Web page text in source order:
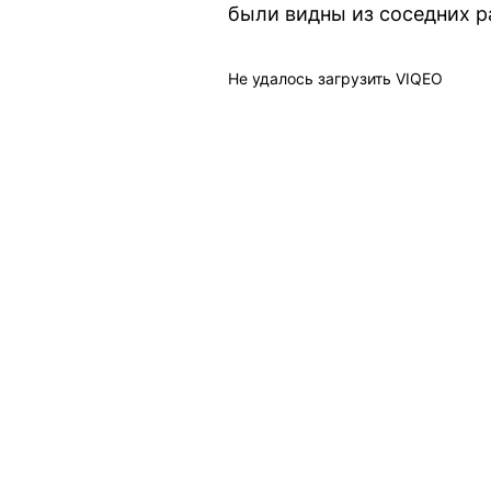
были видны из соседних
Не удалось загрузить VIQEO